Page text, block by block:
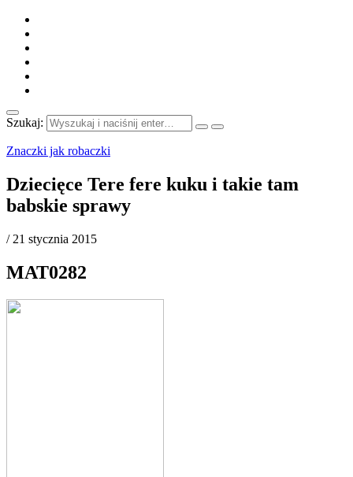
Szukaj:
Znaczki jak robaczki
Dziecięce Tere fere kuku i takie tam
babskie sprawy
/ 21 stycznia 2015
MAT0282